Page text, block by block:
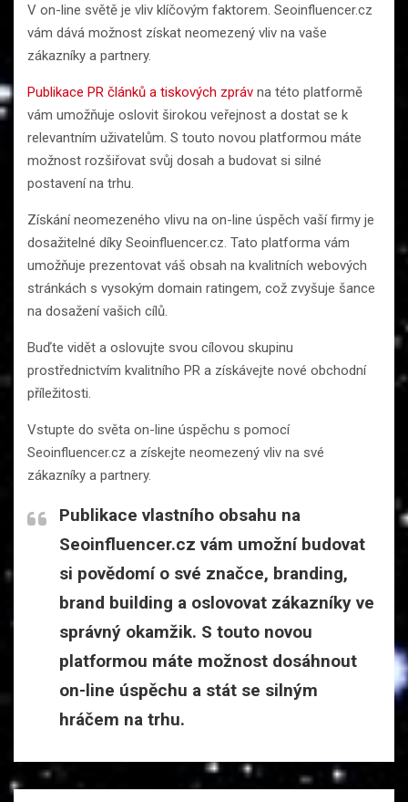
V on-line světě je vliv klíčovým faktorem. Seoinfluencer.cz
vám dává možnost získat neomezený vliv na vaše
zákazníky a partnery.
Publikace PR článků a tiskových zpráv na této platformě
vám umožňuje oslovit širokou veřejnost a dostat se k
relevantním uživatelům. S touto novou platformou máte
možnost rozšiřovat svůj dosah a budovat si silné
postavení na trhu.
Získání neomezeného vlivu na on-line úspěch vaší firmy je
dosažitelné díky Seoinfluencer.cz. Tato platforma vám
umožňuje prezentovat váš obsah na kvalitních webových
stránkách s vysokým domain ratingem, což zvyšuje šance
na dosažení vašich cílů.
Buďte vidět a oslovujte svou cílovou skupinu
prostřednictvím kvalitního PR a získávejte nové obchodní
příležitosti.
Vstupte do světa on-line úspěchu s pomocí
Seoinfluencer.cz a získejte neomezený vliv na své
zákazníky a partnery.
Publikace vlastního obsahu na
Seoinfluencer.cz vám umožní budovat
si povědomí o své značce, branding,
brand building a oslovovat zákazníky ve
správný okamžik. S touto novou
platformou máte možnost dosáhnout
on-line úspěchu a stát se silným
hráčem na trhu.